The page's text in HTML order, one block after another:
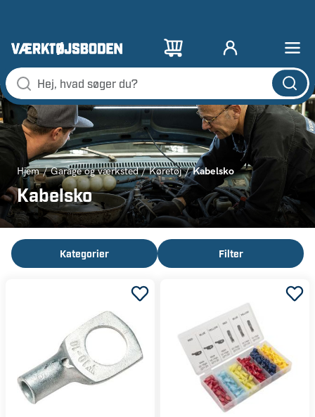
Hjem Garage og værksted Køretøj Kabelsko
Kabelsko
Kategorier Filter